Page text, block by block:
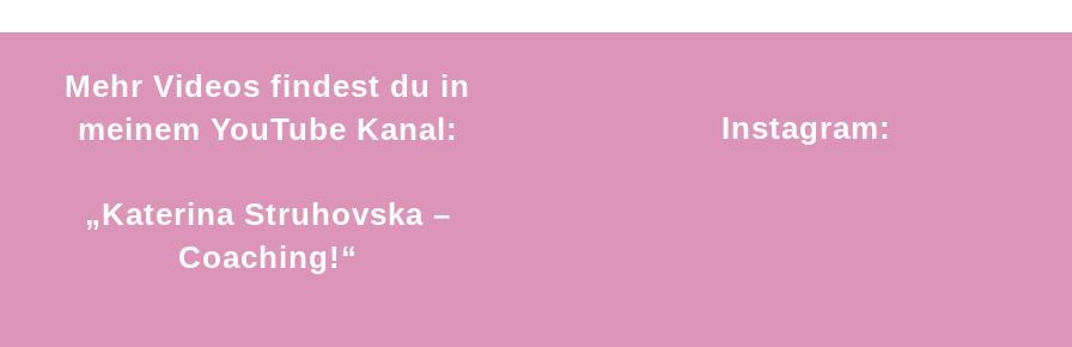
Mehr Videos findest du in
meinem YouTube Kanal:
„Katerina Struhovska –
Coaching!“
Instagram: